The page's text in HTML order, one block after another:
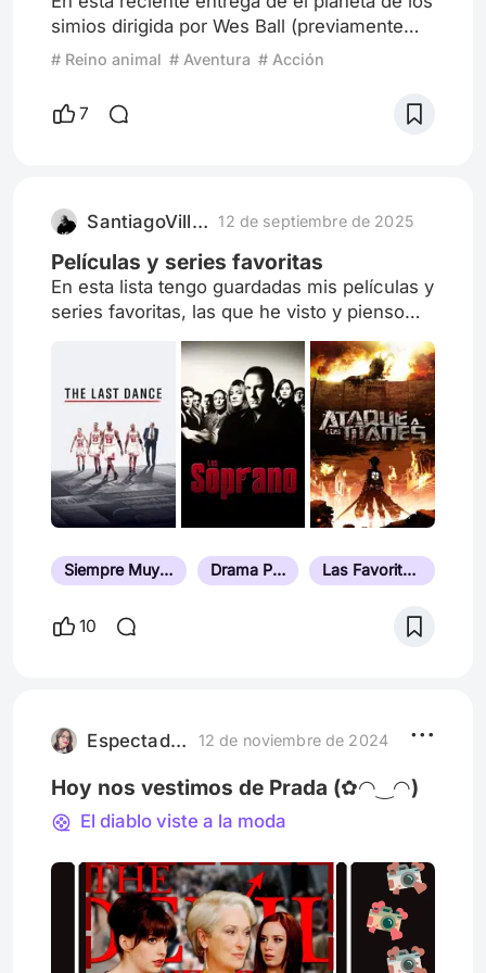
simios dirigida por Wes Ball (previamente
había dirigido la trilogía de Maze Runner)
años después del fallecimiento de el líder
Caesar * , el esparcimiento del virus que
los Simios: La guerra y
# Reino animal # Aventura # Acción
7
SantiagoVillaNBA 12 de septiembre de 2025
Películas y series favoritas
En esta lista tengo guardadas mis películas y
series favoritas, las que he visto y pienso
que son de las mejores.
Siempre Muy Bien Valorada Drama Psicológico Las Favoritas del Público
10
Espectadora759 12 de noviembre de 2024
Hoy nos vestimos de Prada (✿◠‿◠)
El diablo viste a la moda